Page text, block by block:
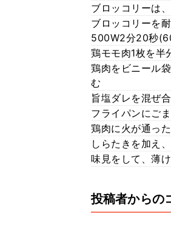
ブロッコリーは
ブロッコリーを
500W2分20秒
鶏モモ肉1枚を半
鶏肉をビニール
む
旨塩ダレを混ぜ
フライパンにご
鶏肉に火が通っ
しらたきを加え
味見をして、薄
投稿者からの